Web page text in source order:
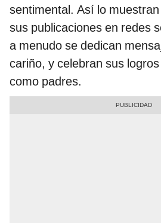
sentimental. Así lo
sus publicaciones en redes
a menudo se dedican
cariño, y celebran sus
como padres.